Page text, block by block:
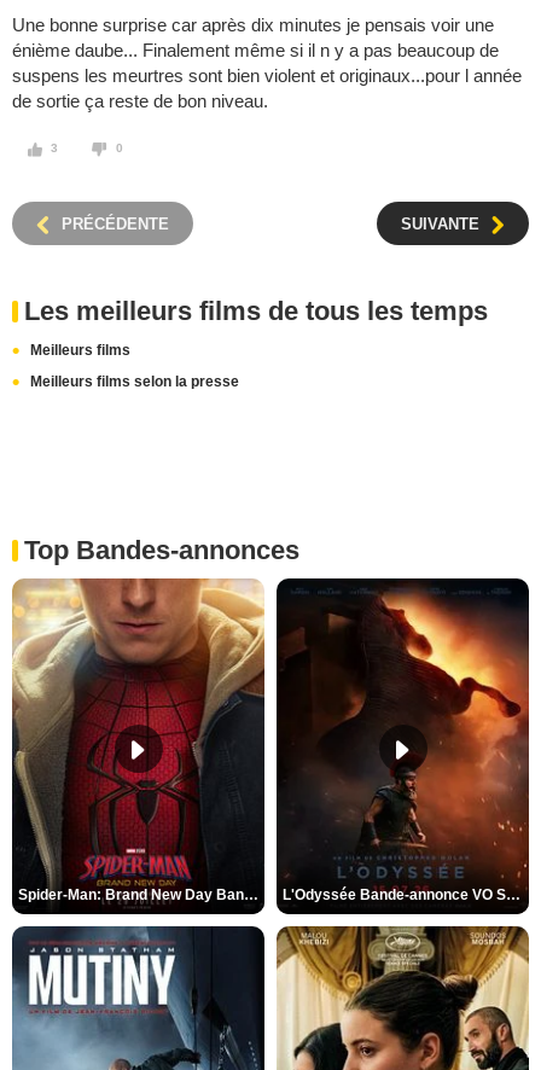
Une bonne surprise car après dix minutes je pensais voir une
énième daube... Finalement même si il n y a pas beaucoup de
suspens les meurtres sont bien violent et originaux...pour l année
de sortie ça reste de bon niveau.
3 0
PRÉCÉDENTE SUIVANTE
Les meilleurs films de tous les temps
Meilleurs films
Meilleurs films selon la presse
Top Bandes-annonces
Spider-Man: Brand New Day Bande-annonce VO STFR L'Odyssée Bande-annonce VO STFR